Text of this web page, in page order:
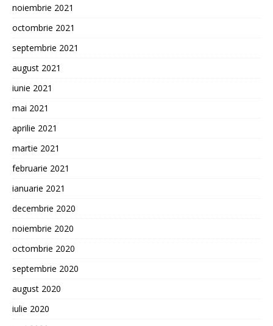
noiembrie 2021
octombrie 2021
septembrie 2021
august 2021
iunie 2021
mai 2021
aprilie 2021
martie 2021
februarie 2021
ianuarie 2021
decembrie 2020
noiembrie 2020
octombrie 2020
septembrie 2020
august 2020
iulie 2020